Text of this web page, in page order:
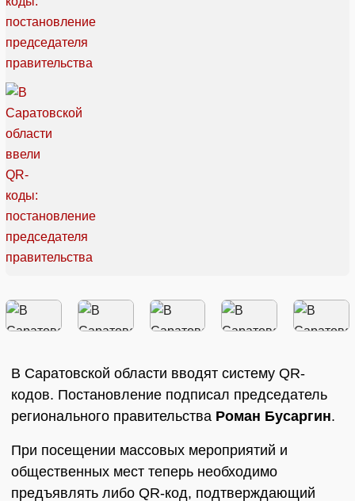
В Саратовской области вводят систему QR-
кодов. Постановление подписал председатель
регионального правительства Роман Бусаргин.
При посещении массовых мероприятий и
общественных мест теперь необходимо
предъявлять либо QR-код, подтверждающий